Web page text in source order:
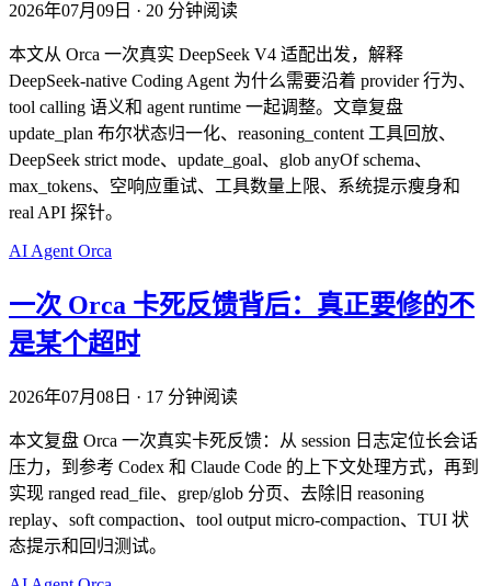
2026年07月09日 · 20 分钟阅读
本文从 Orca 一次真实 DeepSeek V4 适配出发，解释
DeepSeek-native Coding Agent 为什么需要沿着 provider 行为、
tool calling 语义和 agent runtime 一起调整。文章复盘
update_plan 布尔状态归一化、reasoning_content 工具回放、
DeepSeek strict mode、update_goal、glob anyOf schema、
max_tokens、空响应重试、工具数量上限、系统提示瘦身和
real API 探针。
AI Agent Orca
一次 Orca 卡死反馈背后：真正要修的不
是某个超时
2026年07月08日 · 17 分钟阅读
本文复盘 Orca 一次真实卡死反馈：从 session 日志定位长会话
压力，到参考 Codex 和 Claude Code 的上下文处理方式，再到
实现 ranged read_file、grep/glob 分页、去除旧 reasoning
replay、soft compaction、tool output micro-compaction、TUI 状
态提示和回归测试。